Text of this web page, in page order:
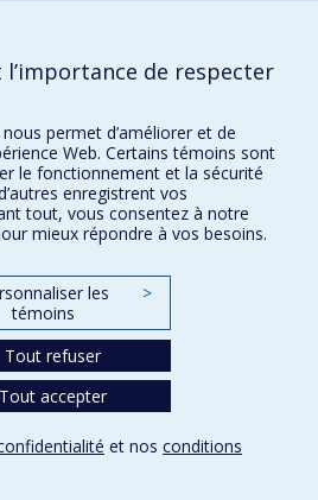
1984
Université de
l’importance de respecter
permet d’améliorer et de
Web. Certains témoins sont
le fonctionnement et la sécurité
enregistrent vos
tout, vous consentez à notre
mieux répondre à vos besoins.
les
témoins
>
Tout refuser
Tout accepter
et nos conditions